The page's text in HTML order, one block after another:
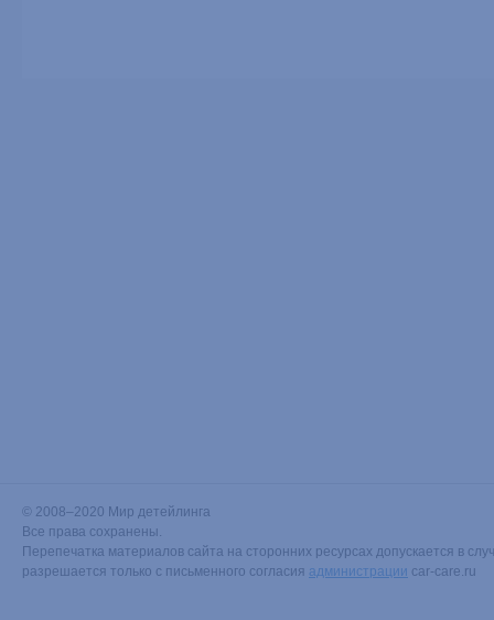
© 2008–2020 Мир детейлинга
Все права сохранены.
Перепечатка материалов сайта на сторонних ресурсах допускается в
разрешается только с письменного согласия администрации car-care.ru